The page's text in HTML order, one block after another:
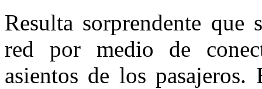
Resulta sorprendente que
red por medio de
asientos de los